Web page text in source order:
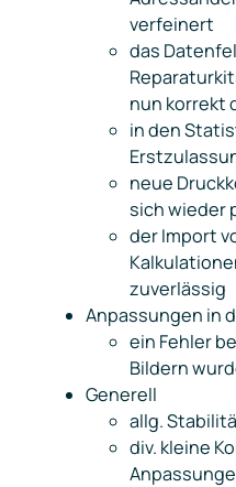
verfeinert
das
nun korrekt
in den
neue
sich wieder
der Import
zuverlässig
Anpassungen in
ein Fehler
Bildern
Generell
allg.
div. kleine